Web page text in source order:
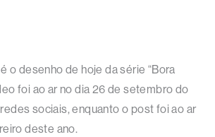
é o desenho de hoje da série “Bora
foi ao ar no dia 26 de setembro do
sociais, enquanto o post foi ao ar
deste ano.